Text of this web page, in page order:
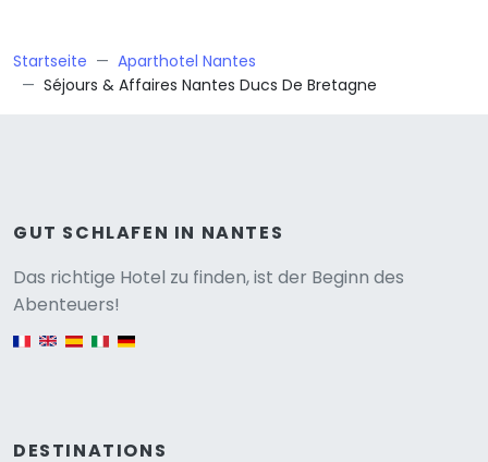
Startseite
Aparthotel Nantes
Séjours & Affaires Nantes Ducs De Bretagne
GUT SCHLAFEN IN NANTES
Das richtige Hotel zu finden, ist der Beginn des
Abenteuers!
English version
DESTINATIONS